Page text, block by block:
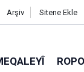
Arşiv Sitene Ekle